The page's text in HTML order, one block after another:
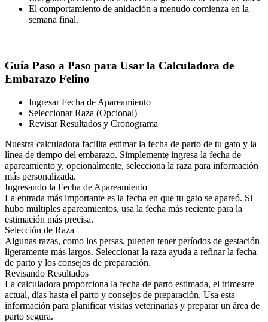
El comportamiento de anidación a menudo comienza en la
semana final.
Guía Paso a Paso para Usar la Calculadora de
Embarazo Felino
Ingresar Fecha de Apareamiento
Seleccionar Raza (Opcional)
Revisar Resultados y Cronograma
Nuestra calculadora facilita estimar la fecha de parto de tu gato y la
línea de tiempo del embarazo. Simplemente ingresa la fecha de
apareamiento y, opcionalmente, selecciona la raza para información
más personalizada.
Ingresando la Fecha de Apareamiento
La entrada más importante es la fecha en que tu gato se apareó. Si
hubo múltiples apareamientos, usa la fecha más reciente para la
estimación más precisa.
Selección de Raza
Algunas razas, como los persas, pueden tener períodos de gestación
ligeramente más largos. Seleccionar la raza ayuda a refinar la fecha
de parto y los consejos de preparación.
Revisando Resultados
La calculadora proporciona la fecha de parto estimada, el trimestre
actual, días hasta el parto y consejos de preparación. Usa esta
información para planificar visitas veterinarias y preparar un área de
parto segura.